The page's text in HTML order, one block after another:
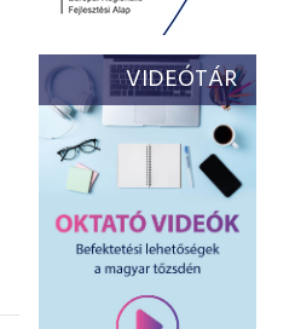
VIDEÓTÁR